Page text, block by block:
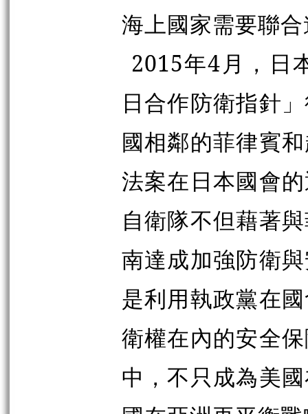
海上國家需要聯
2015年4月，日
日合作防衛指針
國相鄰的菲律賓
法案在日本國會
自衛隊不但藉著
南達成加強防衛
是利用執政黨在
衛權在內的安全
中，不只成為美